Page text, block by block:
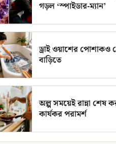
গড়ল ‘স্পাইডার-ম্যান’
ড্রাই ওয়াশের পোশাকও
বাড়িতে
অল্প সময়েই রান্না শেষ
কার্যকর পরামর্শ